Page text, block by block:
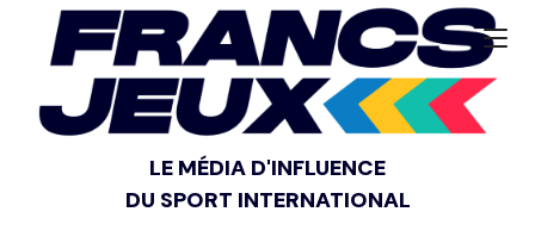
LE MÉDIA D'INFLUENCE
DU SPORT INTERNATIONAL